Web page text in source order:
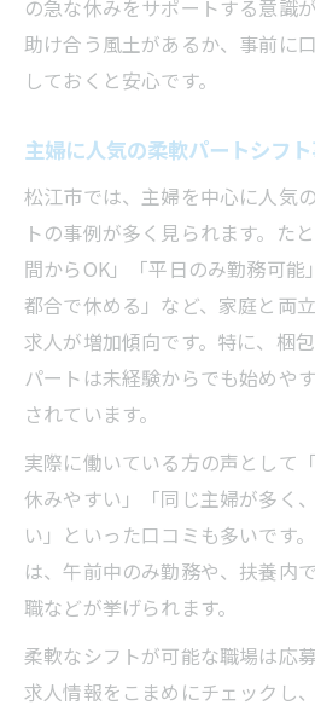
の急な休みをサポートする意識
助け合う風土があるか、事前に
しておくと安心です。
主婦に人気の柔軟パートシフ
松江市では、主婦を中心に人気
トの事例が多く見られます。た
間からOK」「平日のみ勤務可
都合で休める」など、家庭と両
求人が増加傾向です。特に、梱
パートは未経験からでも始めや
されています。
実際に働いている方の声として
休みやすい」「同じ主婦が多く
い」といった口コミも多いです
は、午前中のみ勤務や、扶養内
職などが挙げられます。
柔軟なシフトが可能な職場は応
求人情報をこまめにチェックし